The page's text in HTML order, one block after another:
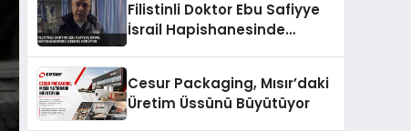
Filistinli Doktor Ebu Safiyye
İsrail Hapishanesinde
Cesur Packaging, Mısır’daki
Üretim Üssünü Büyütüyor